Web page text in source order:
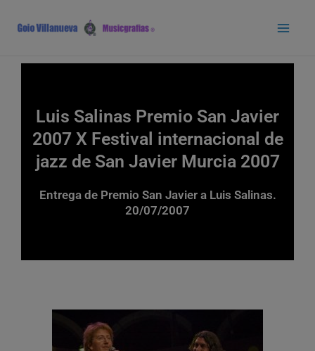
contenido
Luis Salinas Premio San Javier
2007 X Festival internacional de
jazz de San Javier Murcia 2007
Entrega de Premio San Javier a Luis Salinas.
20/07/2007